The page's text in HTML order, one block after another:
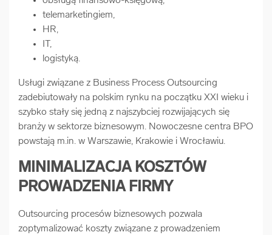
telemarketingiem,
HR,
IT,
logistyką.
Usługi związane z Business Process Outsourcing
zadebiutowały na polskim rynku na początku XXI wieku i
szybko stały się jedną z najszybciej rozwijających się
branży w sektorze biznesowym. Nowoczesne centra BPO
powstają m.in. w Warszawie, Krakowie i Wrocławiu.
MINIMALIZACJA KOSZTÓW
PROWADZENIA FIRMY
Outsourcing procesów biznesowych pozwala
zoptymalizować koszty związane z prowadzeniem